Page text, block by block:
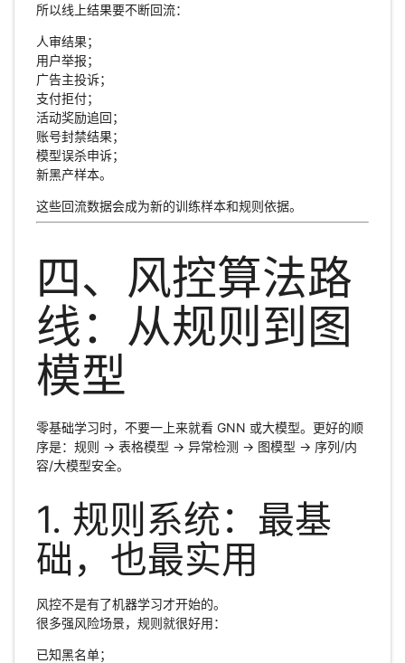
所以线上结果要不断回流：
人审结果；
用户举报；
广告主投诉；
支付拒付；
活动奖励追回；
账号封禁结果；
模型误杀申诉；
新黑产样本。
这些回流数据会成为新的训练样本和规则依据。
四、风控算法路
线：从规则到图
模型
零基础学习时，不要一上来就看 GNN 或大模型。更好的顺
序是：规则 → 表格模型 → 异常检测 → 图模型 → 序列/内
容/大模型安全。
1. 规则系统：最基
础，也最实用
风控不是有了机器学习才开始的。
很多强风险场景，规则就很好用：
已知黑名单；